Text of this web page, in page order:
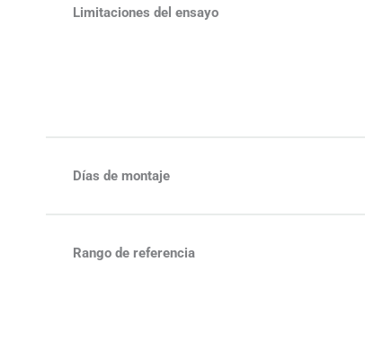
Limitaciones del ensayo
Días de montaje
Rango de referencia